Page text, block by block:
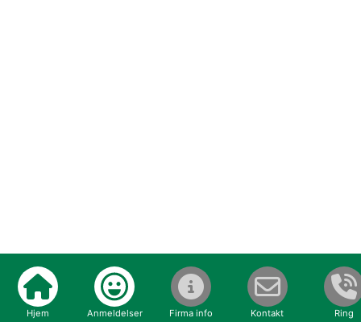
Hjem Anmeldelser Firma info Kontakt Ring